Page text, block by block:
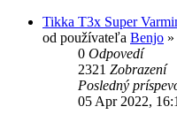
Tikka T3x Super
od používateľa Benjo »
0 Odpovedí
2321 Zobrazení
Posledný
05 Apr 2022,